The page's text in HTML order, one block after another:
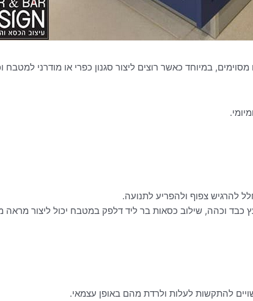
במיוחד כאשר רוצים ליצור סגנון כפרי או מודרני
להרגיש צפוף ולהפריע לתנועה.
כבד וכהה, שילוב כסאות בר ליד דלפק במטבח יכול ליצור מראה
להתקשות לעלות ולרדת מהם באופן עצמאי.